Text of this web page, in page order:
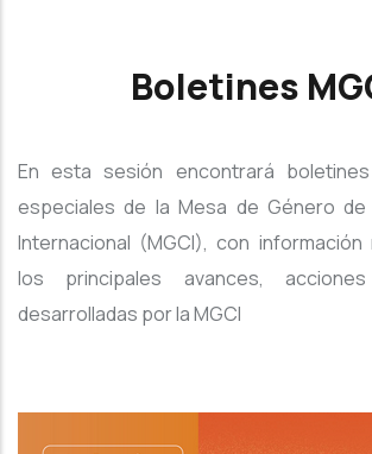
Boletines
En esta sesión encontrará
especiales de la Mesa de Género
Internacional (MGCI), con información
los principales avances,
desarrolladas por la MGCI